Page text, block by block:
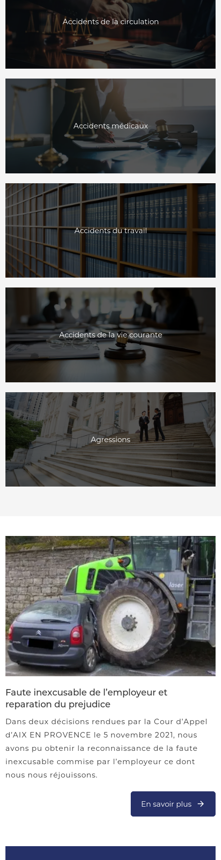
Accidents de la circulation
Accidents médicaux
Accidents du travail
Accidents de la vie courante
Agressions
Faute inexcusable de l’employeur et
reparation du prejudice
Dans deux décisions rendues par la Cour d’Appel
d’AIX EN PROVENCE le 5 novembre 2021, nous
avons pu obtenir la reconnaissance de la faute
inexcusable commise par l’employeur ce dont
nous nous réjouissons.
En savoir plus